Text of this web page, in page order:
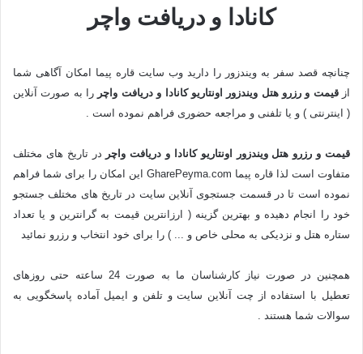
کانادا و دریافت واچر
چنانچه قصد سفر به ویندزور را دارید وب سایت قاره پیما امکان آگاهی شما
ازقیمت و رزرو هتل ویندزور اونتاریو کانادا و دریافت واچر را به صورت آنلاین
( اینترنتی ) و یا تلفنی و مراجعه حضوری فراهم نموده است .
قیمت و رزرو هتل ویندزور اونتاریو کانادا و دریافت واچر در تاریخ های مختلف
متفاوت است لذا قاره پیما GharePeyma.com این امکان را برای شما فراهم
نموده است تا در قسمت جستجوی آنلاین سایت در تاریخ های مختلف جستجو
خود را انجام دهیده و بهترین گزینه ( ارزانترین قیمت به گرانترین و یا تعداد
ستاره هتل و نزدیکی به محلی خاص و ... ) را برای خود انتخاب و رزرو نمائید
همچنین در صورت نیاز کارشناسان ما به صورت 24 ساعته حتی روزهای
تعطیل با استفاده از چت آنلاین سایت و تلفن و ایمیل آماده پاسخگویی به
سوالات شما هستند .